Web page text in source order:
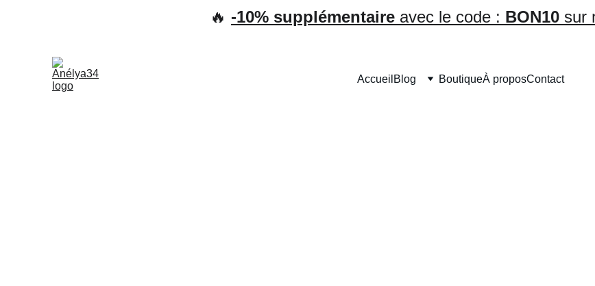
🔥 -10% supplémentaire avec le code : BON10 sur
Accueil Blog BoutiqueÀ proposContact